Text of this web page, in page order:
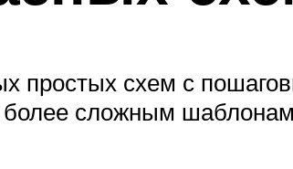
простых схем с
более сложным